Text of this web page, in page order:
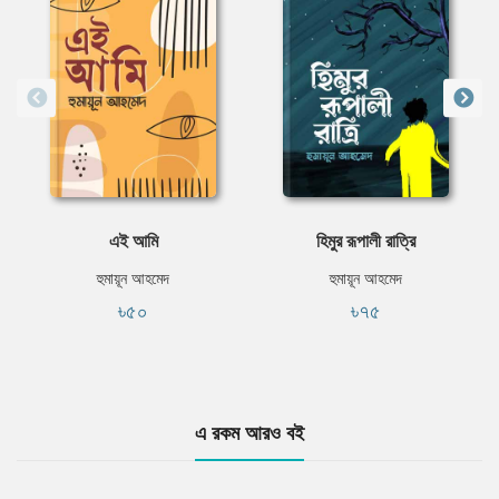
এই আমি
হুমায়ূন আহমেদ
৳৫০
হিমুর রূপালী রাত্রি
হুমায়ূন আহমেদ
৳৭৫
এ রকম আরও বই